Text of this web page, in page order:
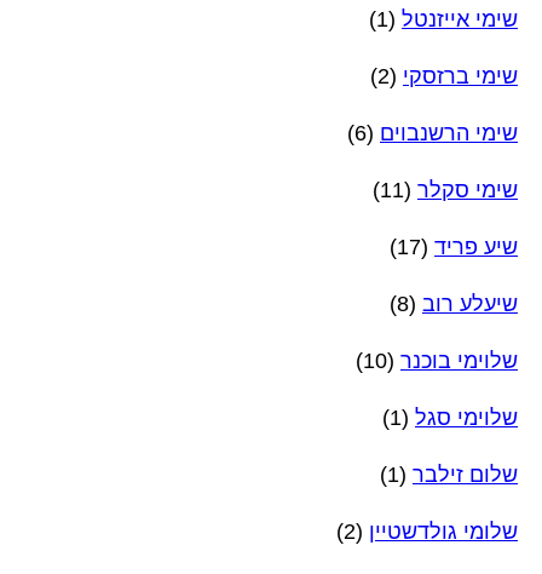
שימי אייזנטל (1)
שימי ברזסקי (2)
שימי הרשנבוים (6)
שימי סקלר (11)
שיע פריד (17)
שיעלע רוב (8)
שלוימי בוכנר (10)
שלוימי סגל (1)
שלום זילבר (1)
שלומי גולדשטיין (2)